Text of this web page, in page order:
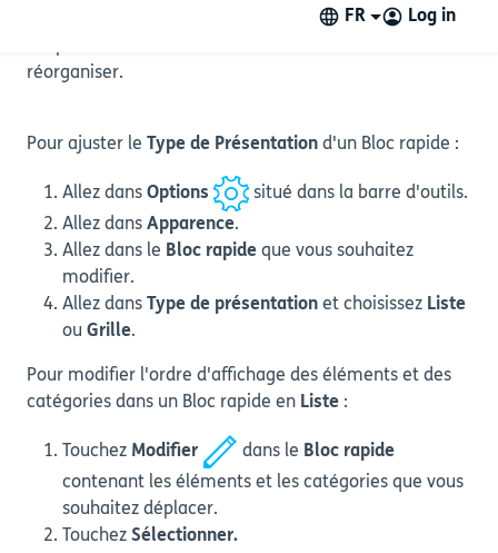
FR Log in
dessous : Dans Blocs rapides en Grille, vous devez
réorganiser.
Pour ajuster le Type de Présentation d'un Bloc rapide :
Allez dans Options
situé dans la barre d'outils.
Allez dans Apparence.
Allez dans le Bloc rapide que vous souhaitez
modifier.
Allez dans
Type de présentation et choisissez Liste
ou Grille.
Pour modifier l'ordre d'affichage des éléments et des
catégories dans un Bloc rapide en Liste :
Touchez Modifier dans le Bloc rapide
contenant les éléments et les catégories que vous
souhaitez déplacer.
Touchez Sélectionner.